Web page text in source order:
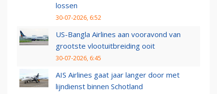
lossen
30-07-2026, 6:52
US-Bangla Airlines aan vooravond van
grootste vlootuitbreiding ooit
30-07-2026, 6:45
AIS Airlines gaat jaar langer door met
lijndienst binnen Schotland